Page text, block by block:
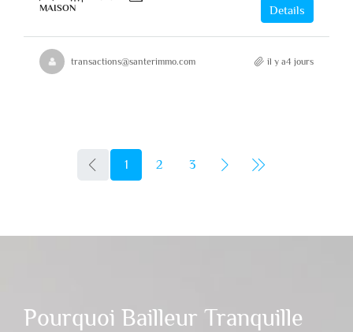
MAISON Details
transactions@santerimmo.com il y a4 jours
1 2 3
Pourquoi Bailleur Tranquille